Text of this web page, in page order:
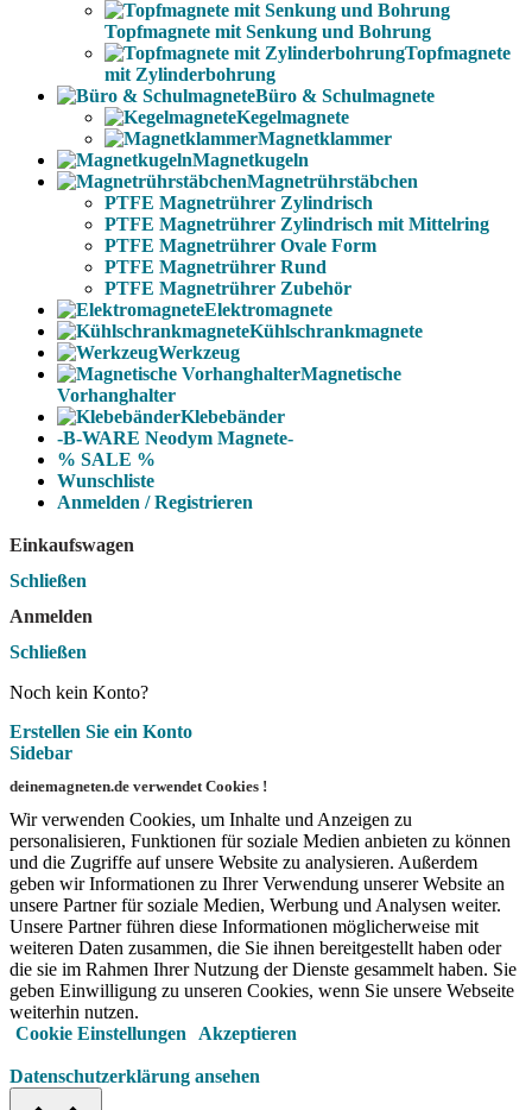
Topfmagnete mit Senkung und Bohrung
Topfmagnete
mit Zylinderbohrung
Büro & Schulmagnete
Kegelmagnete
Magnetklammer
Magnetkugeln
Magnetrührstäbchen
PTFE Magnetrührer Zylindrisch
PTFE Magnetrührer Zylindrisch mit Mittelring
PTFE Magnetrührer Ovale Form
PTFE Magnetrührer Rund
PTFE Magnetrührer Zubehör
Elektromagnete
Kühlschrankmagnete
Werkzeug
Magnetische
Vorhanghalter
Klebebänder
-B-WARE Neodym Magnete-
% SALE %
Wunschliste
Anmelden / Registrieren
Einkaufswagen
Schließen
Anmelden
Schließen
Noch kein Konto?
Erstellen Sie ein Konto
Sidebar
deinemagneten.de verwendet Cookies !
Wir verwenden Cookies, um Inhalte und Anzeigen zu
personalisieren, Funktionen für soziale Medien anbieten zu können
und die Zugriffe auf unsere Website zu analysieren. Außerdem
geben wir Informationen zu Ihrer Verwendung unserer Website an
unsere Partner für soziale Medien, Werbung und Analysen weiter.
Unsere Partner führen diese Informationen möglicherweise mit
weiteren Daten zusammen, die Sie ihnen bereitgestellt haben oder
die sie im Rahmen Ihrer Nutzung der Dienste gesammelt haben. Sie
geben Einwilligung zu unseren Cookies, wenn Sie unsere Webseite
weiterhin nutzen.
Cookie Einstellungen
Akzeptieren
Datenschutzerklärung ansehen